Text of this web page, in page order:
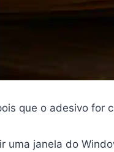
que o adesivo for
uma janela do